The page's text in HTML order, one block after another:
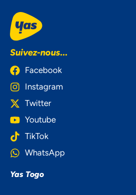
Suivez-nous...
Facebook
Instagram
Twitter
Youtube
TikTok
WhatsApp
Yas Togo